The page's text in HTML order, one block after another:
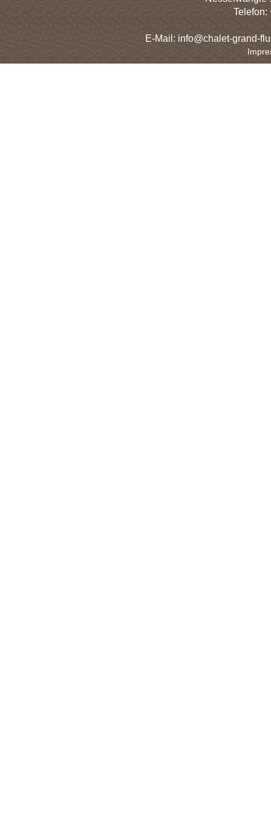
Telefon:
E-Mail: info@chalet-grand-